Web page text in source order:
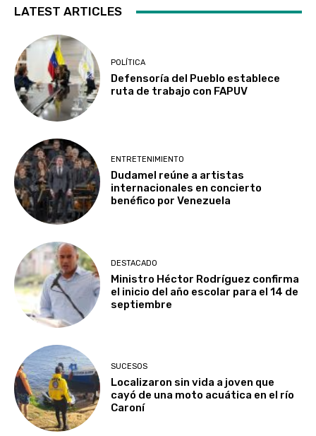
LATEST ARTICLES
POLÍTICA
Defensoría del Pueblo establece
ruta de trabajo con FAPUV
ENTRETENIMIENTO
Dudamel reúne a artistas
internacionales en concierto
benéfico por Venezuela
DESTACADO
Ministro Héctor Rodríguez confirma
el inicio del año escolar para el 14 de
septiembre
SUCESOS
Localizaron sin vida a joven que
cayó de una moto acuática en el río
Caroní